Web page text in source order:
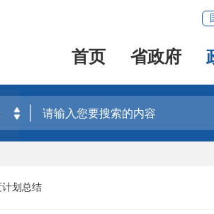
首页 省政府
计划总结